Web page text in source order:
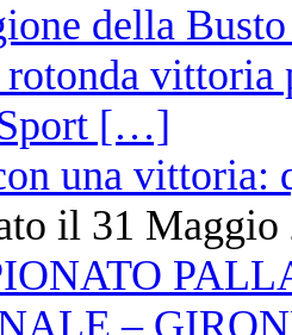
una vittoria:
il 31 Maggio